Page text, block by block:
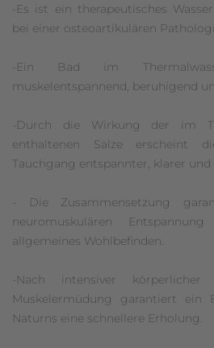
-Es ist ein therapeutisches
bei einer osteoartikulären
-Ein Bad im
muskelentspannend, beruhigend
-Durch die Wirkung der im
enthaltenen Salze erscheint
Tauchgang entspannter, klarer
- Die Zusammensetzung
neuromuskulären
allgemeines Wohlbefinden.
-Nach intensiver
Muskelermüdung garantiert ein
Naturns eine schnellere Erholung.